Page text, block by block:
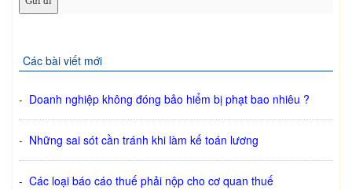
Các bài viết mới
- Doanh nghiệp không đóng bảo hiểm bị phạt bao nhiêu ?
- Những sai sót cần tránh khi làm kế toán lương
- Các loại báo cáo thuế phải nộp cho cơ quan thuế